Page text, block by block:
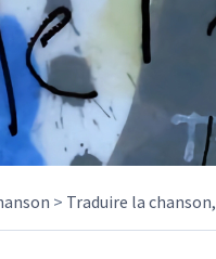
Traduire la